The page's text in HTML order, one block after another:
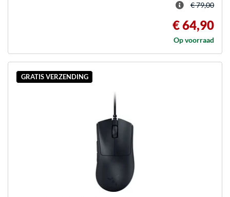
€ 79,00
€ 64,90
Op voorraad
GRATIS VERZENDING